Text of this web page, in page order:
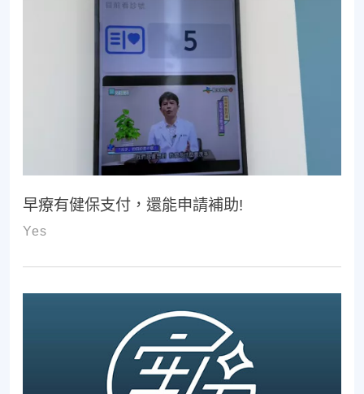
早療有健保支付，還能申請補助!
Yes